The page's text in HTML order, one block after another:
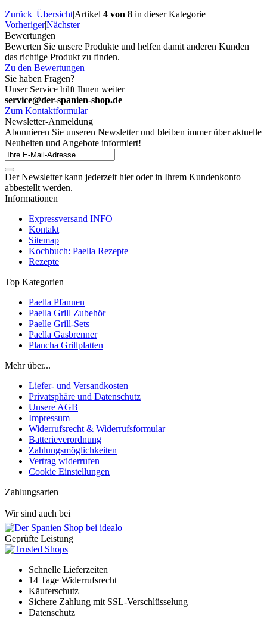
Zurück| Übersicht|Artikel 4 von 8 in dieser Kategorie
Vorheriger|Nächster
Bewertungen
Bewerten Sie unsere Produkte und helfen damit anderen Kunden
das richtige Produkt zu finden.
Zu den Bewertungen
Sie haben Fragen?
Unser Service hilft Ihnen weiter
service@der-spanien-shop.de
Zum Kontaktformular
Newsletter-Anmeldung
Abonnieren Sie unseren Newsletter und bleiben immer über aktuelle
Neuheiten und Angebote informiert!
Der Newsletter kann jederzeit hier oder in Ihrem Kundenkonto
abbestellt werden.
Informationen
Expressversand INFO
Kontakt
Sitemap
Kochbuch: Paella Rezepte
Rezepte
Top Kategorien
Paella Pfannen
Paella Grill Zubehör
Paelle Grill-Sets
Paella Gasbrenner
Plancha Grillplatten
Mehr über...
Liefer- und Versandkosten
Privatsphäre und Datenschutz
Unsere AGB
Impressum
Widerrufsrecht & Widerrufsformular
Batterieverordnung
Zahlungsmöglichkeiten
Vertrag widerrufen
Cookie Einstellungen
Zahlungsarten
Wir sind auch bei
Geprüfte Leistung
Schnelle Lieferzeiten
14 Tage Widerrufsrecht
Käuferschutz
Sichere Zahlung mit SSL-Verschlüsselung
Datenschutz